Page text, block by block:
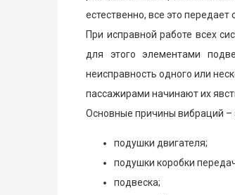
естественно, все это
При исправной работе всех
для этого элементами
неисправность одного или
пассажирами начинают их
Основные причины вибраций –
подушки двигателя;
подушки коробки
подвеска;